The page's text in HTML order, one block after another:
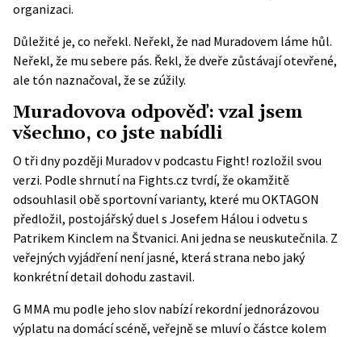
organizaci.
Důležité je, co neřekl. Neřekl, že nad Muradovem láme hůl.
Neřekl, že mu sebere pás. Řekl, že dveře zůstávají otevřené,
ale tón naznačoval, že se zúžily.
Muradovova odpověď: vzal jsem
všechno, co jste nabídli
O tři dny později Muradov v podcastu Fight! rozložil svou
verzi. Podle shrnutí na Fights.cz tvrdí, že okamžitě
odsouhlasil obě sportovní varianty, které mu OKTAGON
předložil, postojářský duel s Josefem Hálou i odvetu s
Patrikem Kinclem na Štvanici. Ani jedna se neuskutečnila. Z
veřejných vyjádření není jasné, která strana nebo jaký
konkrétní detail dohodu zastavil.
G MMA mu podle jeho slov nabízí rekordní jednorázovou
výplatu na domácí scéně, veřejně se mluví o částce kolem